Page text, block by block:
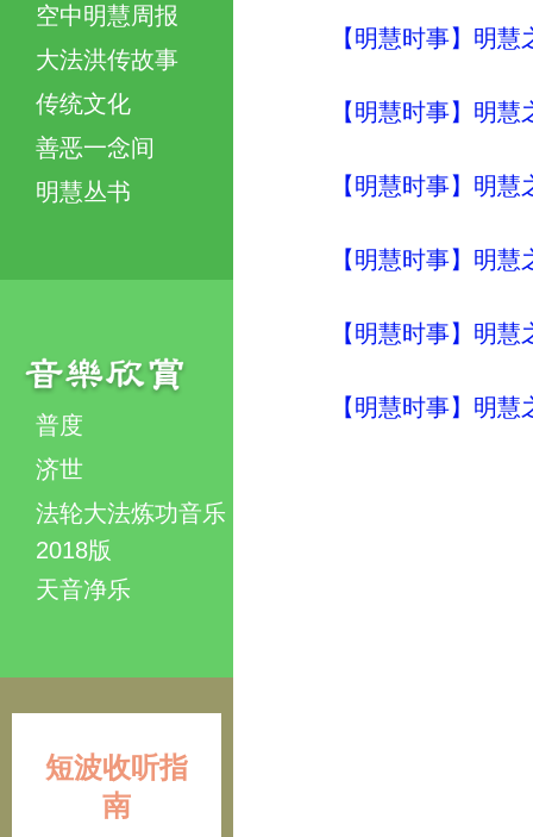
空中明慧周报
大法洪传故事
传统文化
善恶一念间
明慧丛书
普度
济世
法轮大法炼功音乐
2018版
天音净乐
短波收听指
南
【明慧时事】明
【明慧时事】明
【明慧时事】明
【明慧时事】明
【明慧时事】明
【明慧时事】明